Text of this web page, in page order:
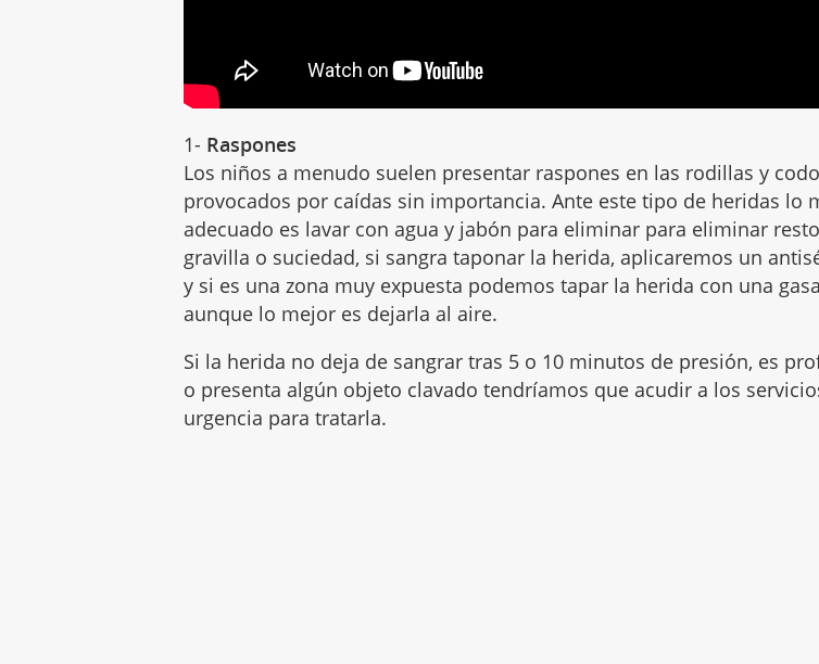
1- Raspones
Los niños a menudo suelen presentar raspones en las rodillas y
provocados por caídas sin importancia. Ante este tipo de heridas lo
adecuado es lavar con agua y jabón para eliminar para eliminar
gravilla o suciedad, si sangra taponar la herida, aplicaremos un
y si es una zona muy expuesta podemos tapar la herida con una
aunque lo mejor es dejarla al aire.
Si la herida no deja de sangrar tras 5 o 10 minutos de presión, es
o presenta algún objeto clavado tendríamos que acudir a los
urgencia para tratarla.